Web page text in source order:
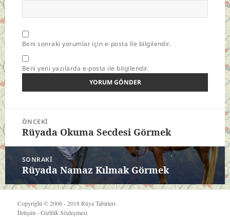
Beni sonraki yorumlar için e-posta ile bilgilendir.
Beni yeni yazılarda e-posta ile bilgilendir.
Yazı
gezinmesi
ÖNCEKI
Önceki
yazı:
Rüyada Okuma Secdesi Görmek
SONRAKI
Sonraki
yazı:
Rüyada Namaz Kılmak Görmek
Copyright © 2006 - 2018Rüya Tabirleri
İletişim-Gizlilik Sözleşmesi